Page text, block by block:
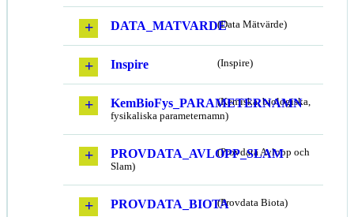
DATA_MATVARDE(Data Mätvärde)
Inspire (Inspire)
KemBioFys_PARAMETERNAMN
(Kemiska, biologiska,
fysikaliska parameternamn)
PROVDATA_AVLOPP_SLAM
(Provdata Avlopp och
Slam)
PROVDATA_BIOTA(Provdata Biota)